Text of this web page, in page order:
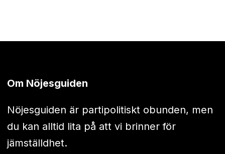
Om Nöjesguiden
Nöjesguiden är partipolitiskt obunden, men
du kan alltid lita på att vi brinner för
jämställdhet.